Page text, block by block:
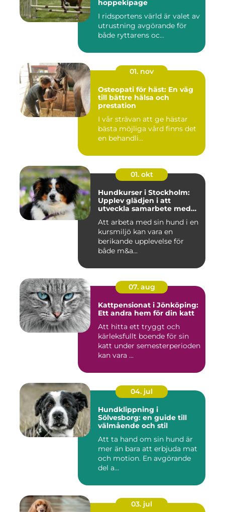
hoppekipage
I ridsportens värld är valet av
utrustning avgörande för
både ryttarens oc...
01. nov
Osteopati för häst: En väg
till bättre hälsa och
prestation
I vår strävan att ge hästar
bästa möjliga vård finns det
en behandli...
01. okt
Hundkurser i Stockholm:
Upplev glädjen i att
utveckla samarbete med
Att arbeta med sin hund i en
kursmiljö kan vara en
berikande upplevelse för
både m&a...
07. aug
Kattpensionat i Jönköping:
Ett andra hem för din katt
Att hitta ett tryggt och
kärleksfullt boende för sin
katt under semesterperioden
kan vara ...
04. jul
Hundklippning i
Sölvesborg: en guide till
välmående och stil
Att ta hand om sin hund är
mer än bara att erbjuda mat
och motion. En avgörande
del a...
03. jul